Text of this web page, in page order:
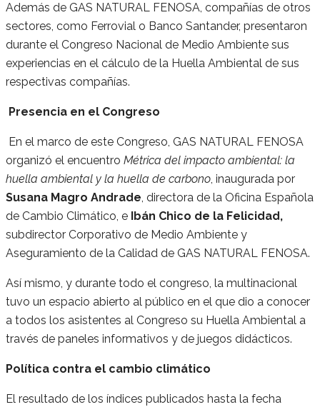
Además de GAS NATURAL FENOSA, compañías de otros
sectores, como Ferrovial o Banco Santander, presentaron
durante el Congreso Nacional de Medio Ambiente sus
experiencias en el cálculo de la Huella Ambiental de sus
respectivas compañías.
Presencia en el Congreso
En el marco de este Congreso, GAS NATURAL FENOSA
organizó el encuentro Métrica del impacto ambiental: la
huella ambiental y la huella de carbono, inaugurada por
Susana Magro Andrade, directora de la Oficina Española
de Cambio Climático, e Ibán Chico de la Felicidad,
subdirector Corporativo de Medio Ambiente y
Aseguramiento de la Calidad de GAS NATURAL FENOSA.
Así mismo, y durante todo el congreso, la multinacional
tuvo un espacio abierto al público en el que dio a conocer
a todos los asistentes al Congreso su Huella Ambiental a
través de paneles informativos y de juegos didácticos.
Política contra el cambio climático
El resultado de los índices publicados hasta la fecha